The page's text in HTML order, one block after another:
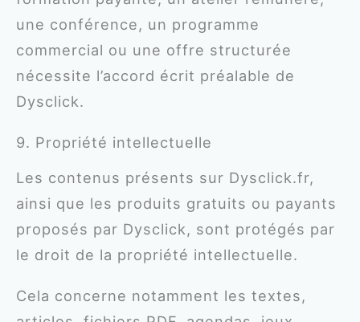
une conférence, un programme
commercial ou une offre structurée
nécessite l’accord écrit préalable de
Dysclick.
9. Propriété intellectuelle
Les contenus présents sur Dysclick.fr,
ainsi que les produits gratuits ou payants
proposés par Dysclick, sont protégés par
le droit de la propriété intellectuelle.
Cela concerne notamment les textes,